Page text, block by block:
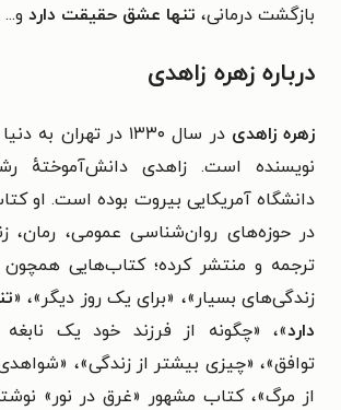
بازگشت درمانی، تنها عشق حقیقت دارد
درباره زهره زاهدی
زهره زاهدی
در سال ۱۳۳۰ در تهران
نویسنده است. زاهدی دانش‌آموختهٔ
دانشگاه آمريكایی بيروت بوده است. او
در حوزه‌های روان‌شناسی عمومی، رمان،
ترجمه و منتشر كرده؛ کتاب‌هایی همچون
زندگی‌های بسيار»، «برای یک روز ديگر»، «
دارد»، «چگونه از فرزند خود یک نابغه
توافق»، «چيزی بيشتر از زندگی»،
از مرگ»، کتاب مشهور «غرق در نور»